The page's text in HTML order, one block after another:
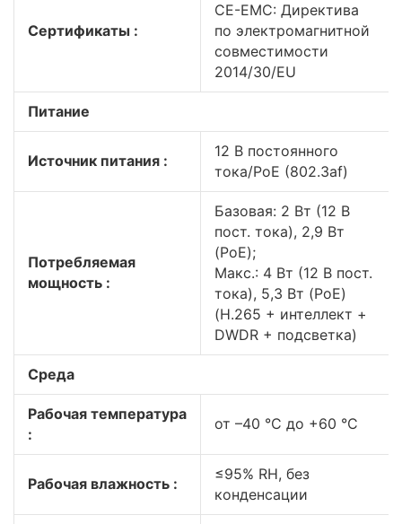
Сертификаты :
CE-EMC: Директива
по электромагнитной
совместимости
2014/30/EU
Питание
Источник питания :
12 В постоянного
тока/PoE (802.3af)
Потребляемая
мощность :
Базовая: 2 Вт (12 В
пост. тока), 2,9 Вт
(PoE);
Макс.: 4 Вт (12 В пост.
тока), 5,3 Вт (PoE)
(H.265 + интеллект +
DWDR + подсветка)
Среда
Рабочая температура
:
от –40 °C до +60 °C
Рабочая влажность :
≤95% RH, без
конденсации